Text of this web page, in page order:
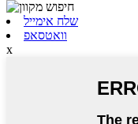
שלח אימייל
וואטסאפ
x